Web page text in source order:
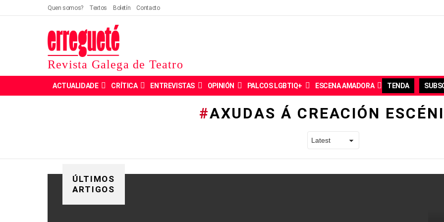
Quen somos? Textos Boletín Contacto
Revista Galega de Teatro
ACTUALIDADE CRÍTICA ENTREVISTAS OPINIÓN PALCOS LGBTIQ+ ESCENA AMADORA TENDA
AXUDAS Á CREACIÓN
ÚLTIMOS
ARTIGOS